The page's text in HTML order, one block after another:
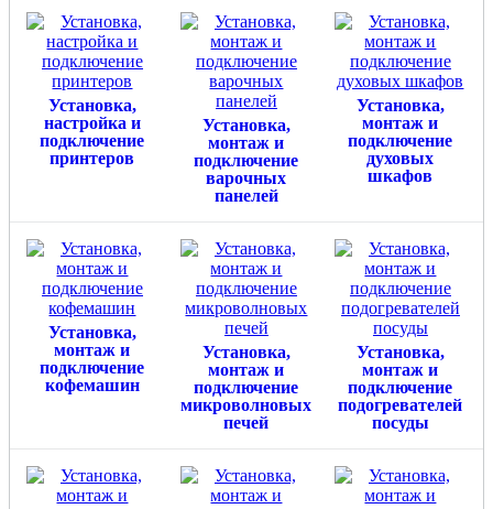
Установка,
настройка и
подключение
принтеров
Установка,
монтаж и
подключение
варочных
панелей
Установка,
монтаж и
подключение
духовых
шкафов
Установка,
монтаж и
подключение
кофемашин
Установка,
монтаж и
подключение
микроволновых
печей
Установка,
монтаж и
подключение
подогревателей
посуды